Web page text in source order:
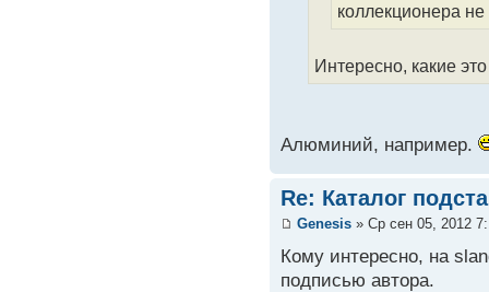
коллекционера не
Интересно, какие
Алюминий, например.
Re: Каталог
Genesis » Ср сен 05, 2012
Кому интересно, на
подписью автора.